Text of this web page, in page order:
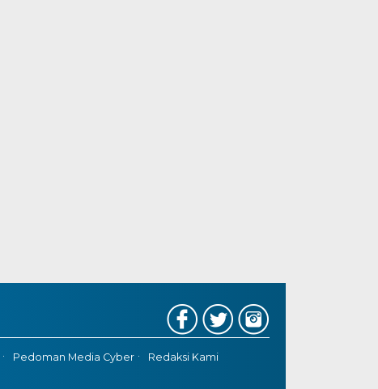
Pedoman Media Cyber
Redaksi Kami